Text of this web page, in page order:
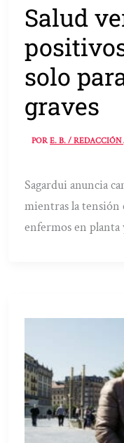
Salud
solo
graves
PORE. B. / REDACCIÓN
Sagardui anuncia
mientras la tensión
enfermos en planta